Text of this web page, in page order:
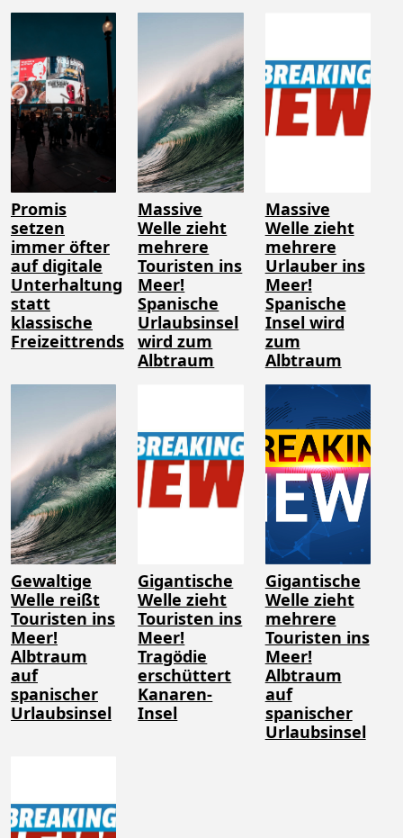
Promis
setzen
immer öfter
auf digitale
Unterhaltung
statt
klassische
Freizeittrends
Massive
Welle zieht
mehrere
Touristen ins
Meer!
Spanische
Urlaubsinsel
wird zum
Albtraum
Massive
Welle zieht
mehrere
Urlauber ins
Meer!
Spanische
Insel wird
zum
Albtraum
Gewaltige
Welle reißt
Touristen ins
Meer!
Albtraum
auf
spanischer
Urlaubsinsel
Gigantische
Welle zieht
Touristen ins
Meer!
Tragödie
erschüttert
Kanaren-
Insel
Gigantische
Welle zieht
mehrere
Touristen ins
Meer!
Albtraum
auf
spanischer
Urlaubsinsel